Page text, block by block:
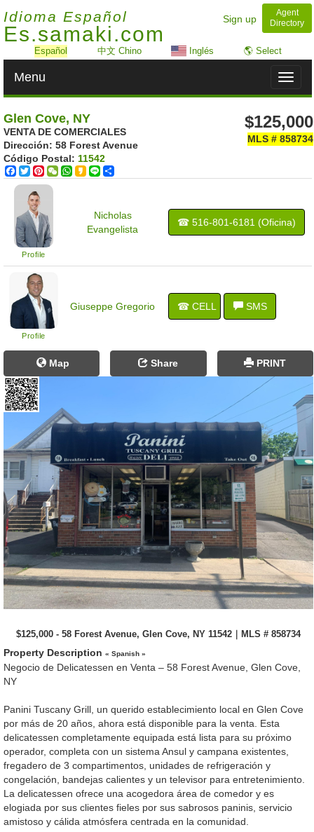
Idioma Español
Es.samaki.com
Sign up
Agent
Directory
Español 中文 Chino Inglés 🌎 Select
Toggle
Menu
Glen Cove, NY
VENTA DE COMERCIALES
Dirección: ‎58 Forest Avenue
Código Postal: 11542
Facebook
TwitterPinterest
WeChat
WhatsApp
Kakao
Line
$125,000
MLS # 858734
Profile
Nicholas
Evangelista
☎ ‍516-801-6181 (Oficina)
Profile
Giuseppe Gregorio ☎ CELL SMS
Map Share PRINT
$125,000 - 58 Forest Avenue, Glen Cove, NY 11542｜MLS # 858734
Property Description « Spanish »
Negocio de Delicatessen en Venta – 58 Forest Avenue, Glen Cove,
NY
Panini Tuscany Grill, un querido establecimiento local en Glen Cove
por más de 20 años, ahora está disponible para la venta. Esta
delicatessen completamente equipada está lista para su próximo
operador, completa con un sistema Ansul y campana existentes,
fregadero de 3 compartimentos, unidades de refrigeración y
congelación, bandejas calientes y un televisor para entretenimiento.
La delicatessen ofrece una acogedora área de comedor y es
elogiada por sus clientes fieles por sus sabrosos paninis, servicio
amistoso y cálida atmósfera centrada en la comunidad.